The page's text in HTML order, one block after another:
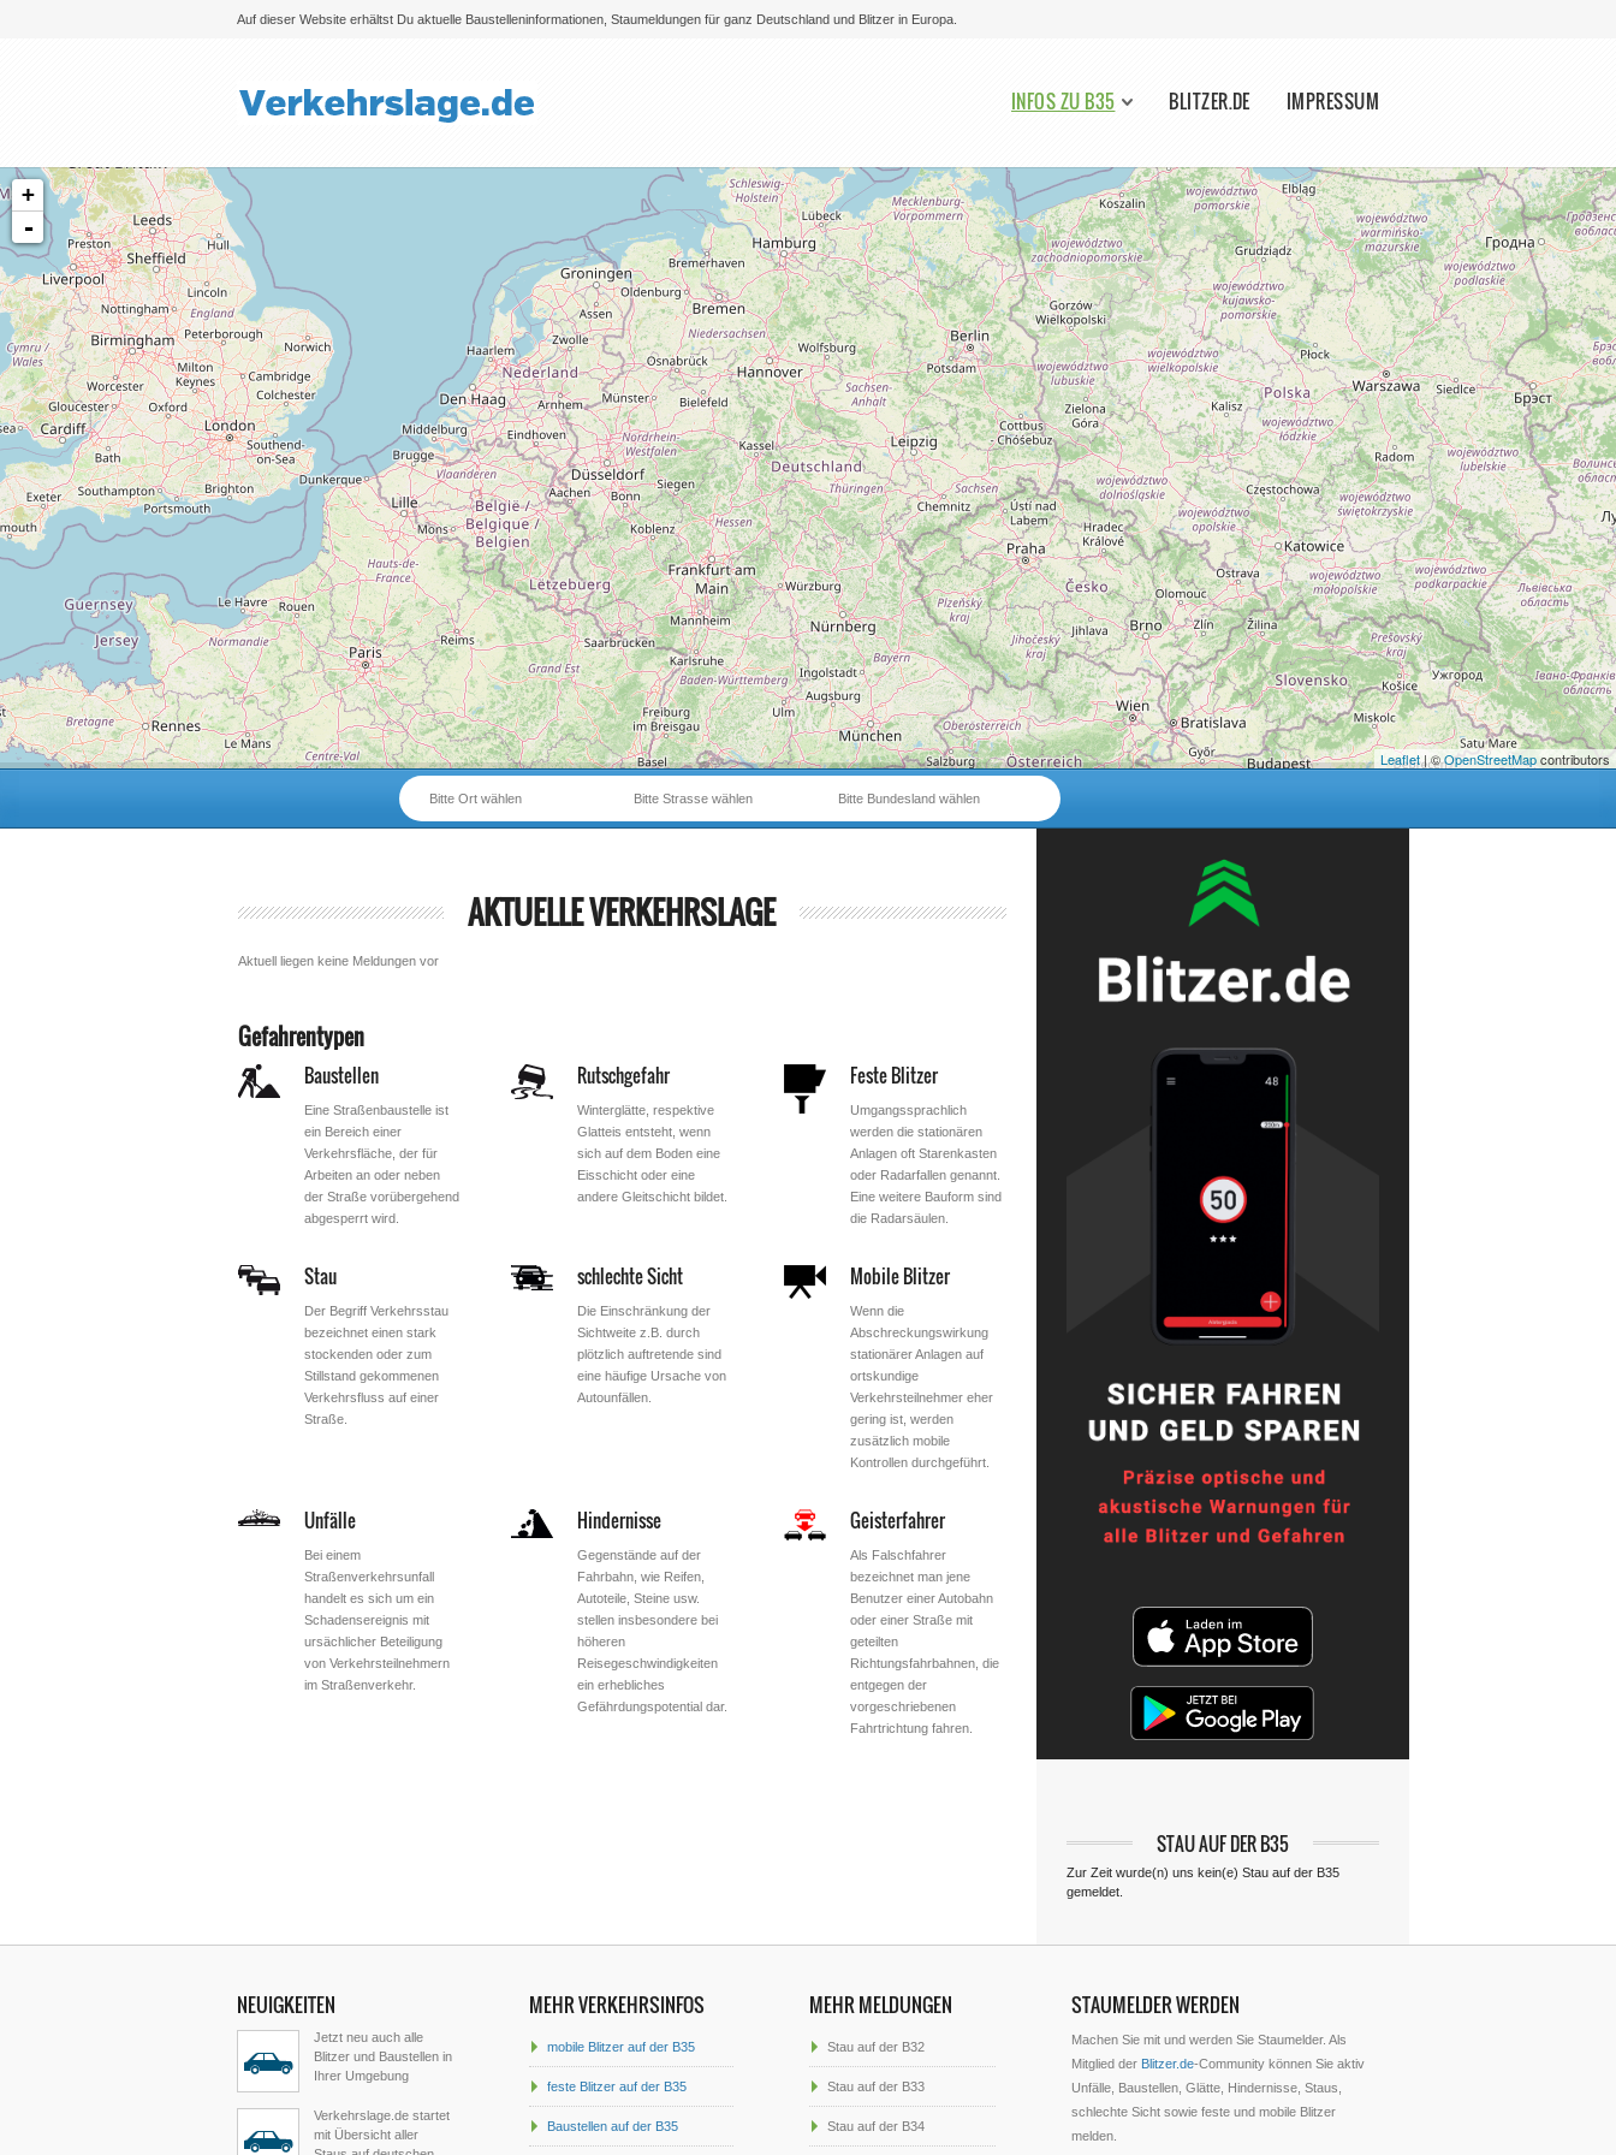
Auf dieser Website erhältst Du aktuelle Baustelleninformationen, Staumeldungen für ganz Deutschland und Blitzer in Europa.
Bitte auswählen
INFOS ZU B35 BLITZER.DE IMPRESSUM
+
-
Leaflet| ©OpenStreetMapcontributors
Bitte Bundesland wählen
Bitte Strasse wählen
Bitte Ort wählen
AKTUELLE VERKEHRSLAGE
Aktuell liegen keine Meldungen vor
Gefahrentypen
Baustellen
Eine Straßenbaustelle ist
ein Bereich einer
Verkehrsfläche, der für
Arbeiten an oder neben
der Straße vorübergehend
abgesperrt wird.
Rutschgefahr
Winterglätte, respektive
Glatteis entsteht, wenn
sich auf dem Boden eine
Eisschicht oder eine
andere Gleitschicht bildet.
Feste Blitzer
Umgangssprachlich
werden die stationären
Anlagen oft Starenkasten
oder Radarfallen genannt.
Eine weitere Bauform sind
die Radarsäulen.
Stau
Der Begriff Verkehrsstau
bezeichnet einen stark
stockenden oder zum
Stillstand gekommenen
Verkehrsfluss auf einer
Straße.
schlechte Sicht
Die Einschränkung der
Sichtweite z.B. durch
plötzlich auftretende sind
eine häufige Ursache von
Autounfällen.
Mobile Blitzer
Wenn die
Abschreckungswirkung
stationärer Anlagen auf
ortskundige
Verkehrsteilnehmer eher
gering ist, werden
zusätzlich mobile
Kontrollen durchgeführt.
Unfälle
Bei einem
Straßenverkehrsunfall
handelt es sich um ein
Schadensereignis mit
ursächlicher Beteiligung
von Verkehrsteilnehmern
im Straßenverkehr.
Hindernisse
Gegenstände auf der
Fahrbahn, wie Reifen,
Autoteile, Steine usw.
stellen insbesondere bei
höheren
Reisegeschwindigkeiten
ein erhebliches
Gefährdungspotential dar.
Geisterfahrer
Als Falschfahrer
bezeichnet man jene
Benutzer einer Autobahn
oder einer Straße mit
geteilten
Richtungsfahrbahnen, die
entgegen der
vorgeschriebenen
Fahrtrichtung fahren.
STAU AUF DER B35
Zur Zeit wurde(n) uns kein(e) Stau auf der B35
gemeldet.
NEUIGKEITEN
Jetzt neu auch alle
Blitzer und Baustellen in
Ihrer Umgebung
Verkehrslage.de startet
mit Übersicht aller
MEHR VERKEHRSINFOS
mobile Blitzer auf der B35
feste Blitzer auf der B35
Baustellen auf der B35
MEHR MELDUNGEN
Stau auf der B32
Stau auf der B33
Stau auf der B34
STAUMELDER WERDEN
Machen Sie mit und werden Sie Staumelder. Als
Mitglied der Blitzer.de-Community können Sie aktiv
Unfälle, Baustellen, Glätte, Hindernisse, Staus,
schlechte Sicht sowie feste und mobile Blitzer
melden.